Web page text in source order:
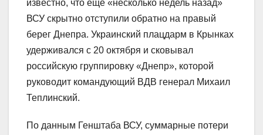
известно, что ещё «несколько недель назад»
ВСУ скрытно отступили обратно на правый
берег Днепра. Украинский плацдарм в Крынках
удерживался с 20 октября и сковывал
российскую группировку «Днепр», которой
руководит командующий ВДВ генерал Михаил
Теплинский.
По данным Генштаба ВСУ, суммарные потери